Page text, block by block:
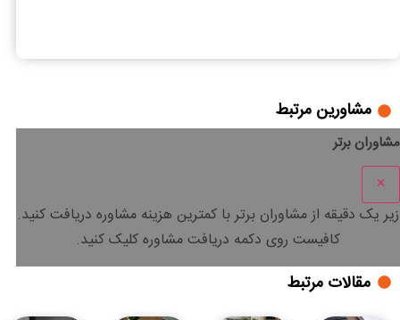
مشاورین مرتبط
مشاوران برتر
×
زیر یک دقیقه از مشاوران برتر باکمترین هزینه مشاوره دریافت کنید.
کافیست روی دکمه دریافت مشاوره کلیک کنید.
مقالات مرتبط